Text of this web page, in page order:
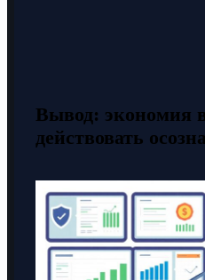
Вывод: экономия
действовать